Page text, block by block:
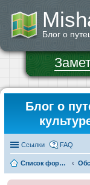
Блог о
Блог о
Ссылки FAQ
Список форумов